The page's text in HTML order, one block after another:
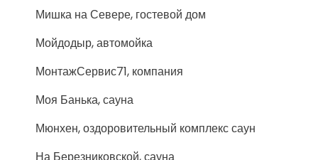
Мишка на Севере, гостевой дом
Мойдодыр, автомойка
МонтажСервис71, компания
Моя Банька, сауна
Мюнхен, оздоровительный комплекс саун